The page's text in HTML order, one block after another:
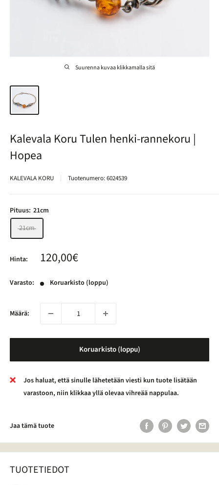
Suurenna kuvaa klikkamalla sitä
Kalevala Koru Tulen henki-rannekoru |
Hopea
KALEVALA KORU Tuotenumero:6024539
Pituus: 21cm
21cm
Hinta: Alennushinta
120,00€
Varasto: Koruarkisto (loppu)
Määrä:
Koruarkisto (loppu)
Jos haluat, että sinulle lähetetään viesti kun tuote lisätään
varastoon, niin klikkaa yllä olevaa vihreää nappulaa.
Jaa tämä tuote
TUOTETIEDOT